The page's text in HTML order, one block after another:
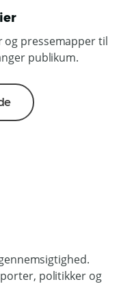
pressemapper til
publikum.
politikker og